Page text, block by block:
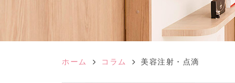
ホーム コラム 美容注射・点滴